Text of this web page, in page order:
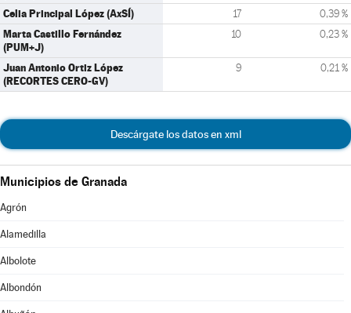
Celia Principal López (AxSÍ) 17 0,39 %
Marta Castillo Fernández
(PUM+J)
10 0,23 %
Juan Antonio Ortiz López
(RECORTES CERO-GV)
9 0,21 %
Descárgate los datos en xml
Municipios de Granada
Agrón
Alamedilla
Albolote
Albondón